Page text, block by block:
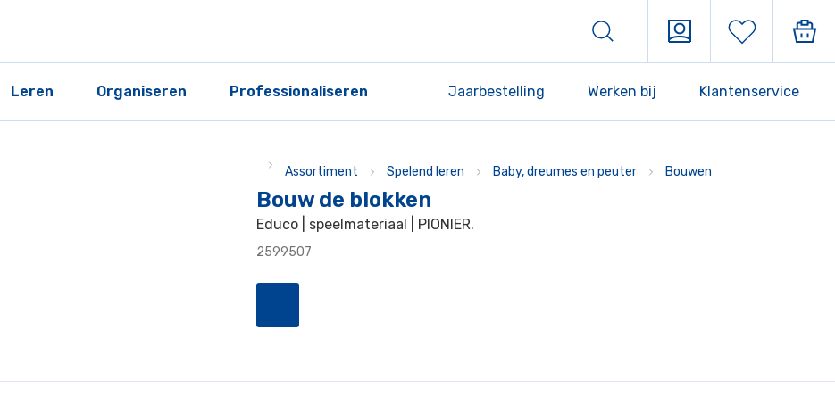
Leren Organiseren Professionaliseren Jaarbestelling Werken bij Klantenservice
Assortiment Spelend leren Baby, dreumes en peuter Bouwen
Bouw de blokken
Educo | speelmateriaal | PIONIER.
2599507